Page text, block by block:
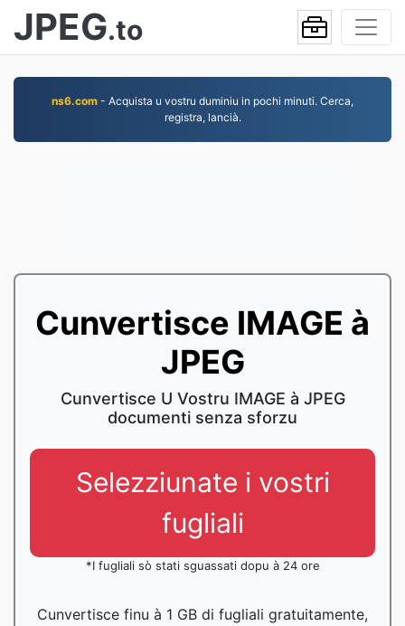
JPEG.to
ns6.com - Acquista u vostru duminiu in pochi minuti. Cerca,
registra, lancià.
Cunvertisce IMAGE à
JPEG
Cunvertisce U Vostru IMAGE à JPEG
documenti senza sforzu
Selezziunate i vostri
fugliali
*I fugliali sò stati sguassati dopu à 24 ore
Cunvertisce finu à 1 GB di fugliali gratuitamente,